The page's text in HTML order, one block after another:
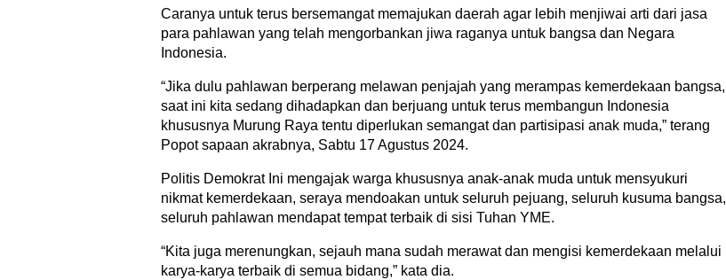
Caranya untuk terus bersemangat memajukan daerah agar lebih menjiwai arti dari jasa
para pahlawan yang telah mengorbankan jiwa raganya untuk bangsa dan Negara
Indonesia.
“Jika dulu pahlawan berperang melawan penjajah yang merampas kemerdekaan bangsa,
saat ini kita sedang dihadapkan dan berjuang untuk terus membangun Indonesia
khususnya Murung Raya tentu diperlukan semangat dan partisipasi anak muda,” terang
Popot sapaan akrabnya, Sabtu 17 Agustus 2024.
Politis Demokrat Ini mengajak warga khususnya anak-anak muda untuk mensyukuri
nikmat kemerdekaan, seraya mendoakan untuk seluruh pejuang, seluruh kusuma bangsa,
seluruh pahlawan mendapat tempat terbaik di sisi Tuhan YME.
“Kita juga merenungkan, sejauh mana sudah merawat dan mengisi kemerdekaan melalui
karya-karya terbaik di semua bidang,” kata dia.